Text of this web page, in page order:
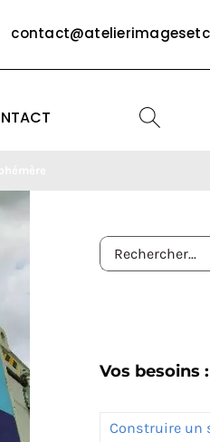
Rechercher:
Vos besoins :
Construire un